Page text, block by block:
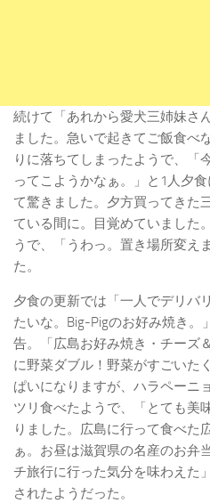
続けて「あれから愛犬三姉妹さ
ました。急いで起きてご飯食べ
りに落ちてしまったようで、「
ってこようかなぁ。」と1人夕
て驚きました。夕方買ってきた
ている間に。目覚めていました
うで、「うわっ。置き場所変え
た。
夕食の更新では「一人でデリバ
たいな。Big-Pigのお好み焼き。
告。「広島お好み焼き・チーズ
に野菜ダブル！野菜がすごいた
ぱいになりますが、ハラペーニ
ツリ食べたようで、「とても美
りました。広島に行って食べた
ぁ。お昼は滋賀県の名産のお弁
チ旅行に行った気分を味わえた
されたようだった。